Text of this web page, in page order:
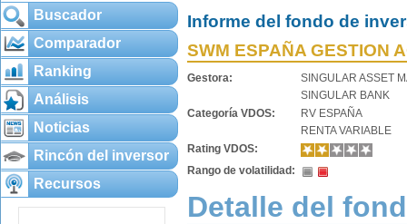
Buscador
Comparador
Ranking
Análisis
Noticias
Rincón del inversor
Recursos
Informe del fondo de
SWM ESPAÑA GESTION
Gestora:
SINGULAR ASSET
SINGULAR BANK
Categoría VDOS:
RV ESPAÑA
RENTA VARIABLE
Rating VDOS:
Rango de volatilidad:
Detalle del